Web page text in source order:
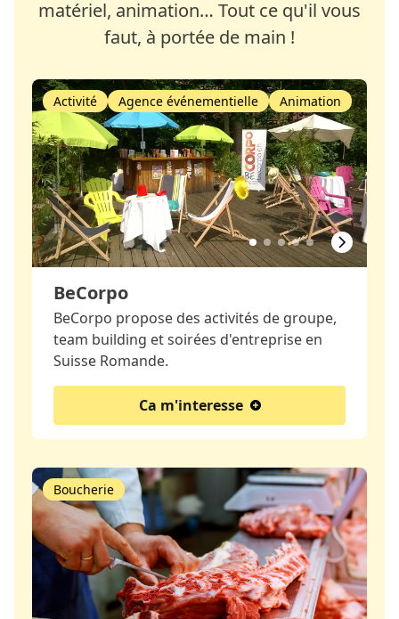
matériel, animation… Tout ce qu'il vous
faut, à portée de main !
BeCorpo
Activité Agence événementielle Animation
BeCorpo propose des activités de groupe,
team building et soirées d'entreprise en
Suisse Romande.
Ca m'interesse
Boucherie